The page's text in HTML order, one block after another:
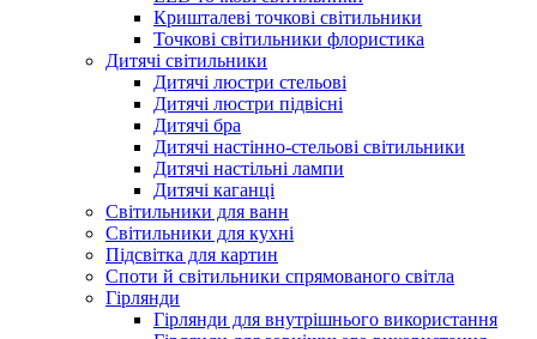
Кришталеві точкові світильники
Точкові світильники флористика
Дитячі світильники
Дитячі люстри стельові
Дитячі люстри підвісні
Дитячі бра
Дитячі настінно-стельові світильники
Дитячі настільні лампи
Дитячі каганці
Світильники для ванн
Світильники для кухні
Підсвітка для картин
Споти й світильники спрямованого світла
Гірлянди
Гірлянди для внутрішнього використання